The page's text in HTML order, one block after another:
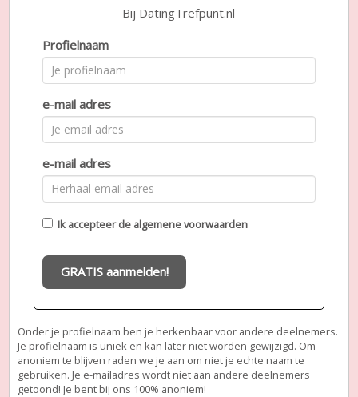
Bij DatingTrefpunt.nl
Profielnaam
e-mail adres
e-mail adres
Ik accepteer de algemene voorwaarden
GRATIS aanmelden!
Onder je profielnaam ben je herkenbaar voor andere deelnemers.
Je profielnaam is uniek en kan later niet worden gewijzigd. Om
anoniem te blijven raden we je aan om niet je echte naam te
gebruiken. Je e-mailadres wordt niet aan andere deelnemers
getoond! Je bent bij ons 100% anoniem!